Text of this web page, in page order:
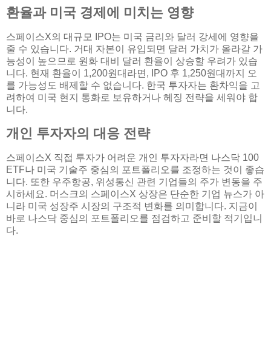
환율과 미국 경제에 미치는 영향
스페이스X의 대규모 IPO는 미국 금리와 달러 강세에 영향을
줄 수 있습니다. 거대 자본이 유입되면 달러 가치가 올라갈 가
능성이 높으므로 원화 대비 달러 환율이 상승할 우려가 있습
니다. 현재 환율이 1,200원대라면, IPO 후 1,250원대까지 오
를 가능성도 배제할 수 없습니다. 한국 투자자는 환차익을 고
려하여 미국 현지 통화로 보유하거나 헤징 전략을 세워야 합
니다.
개인 투자자의 대응 전략
스페이스X 직접 투자가 어려운 개인 투자자라면 나스닥 100
ETF나 미국 기술주 중심의 포트폴리오를 조정하는 것이 좋습
니다. 또한 우주항공, 위성통신 관련 기업들의 주가 변동을 주
시하세요. 머스크의 스페이스X 상장은 단순한 기업 뉴스가 아
니라 미국 성장주 시장의 구조적 변화를 의미합니다. 지금이
바로 나스닥 중심의 포트폴리오를 점검하고 준비할 적기입니
다.